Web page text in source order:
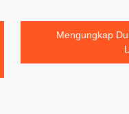
Mengungkap